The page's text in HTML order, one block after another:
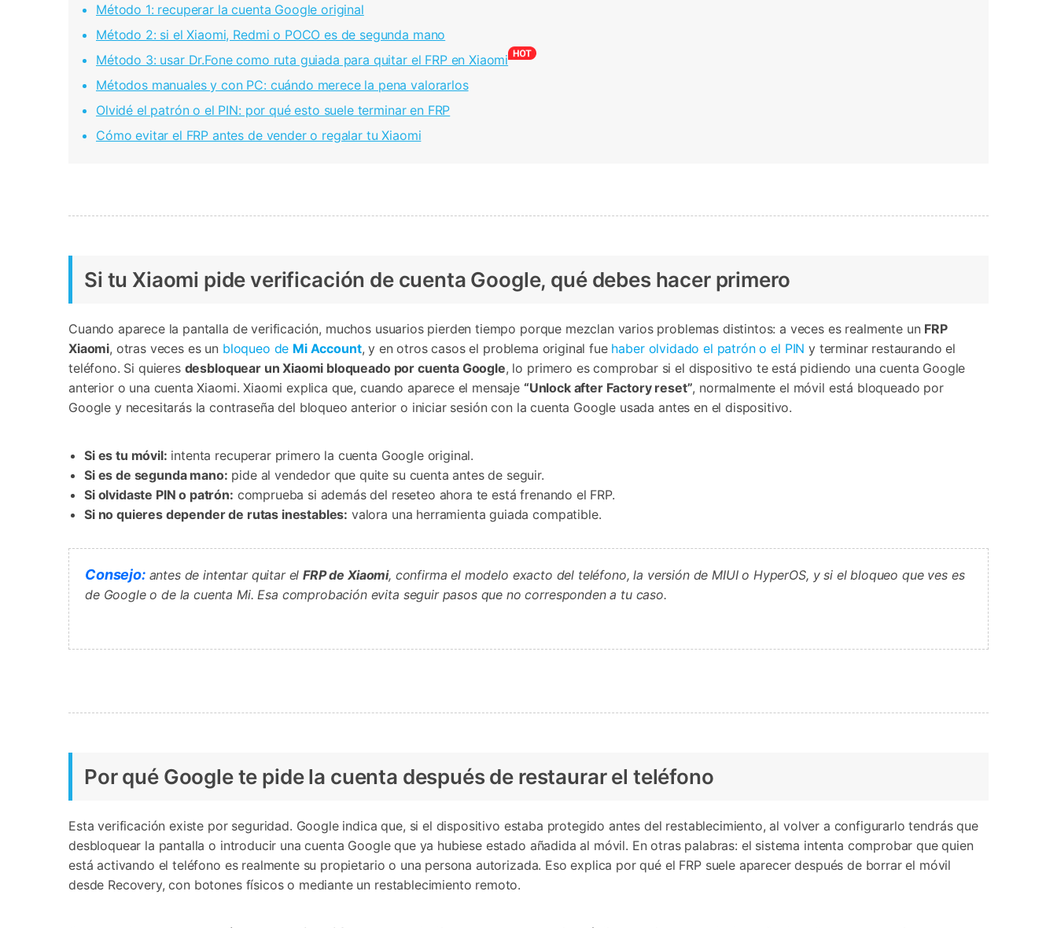
Método 1: recuperar la cuenta Google original
Método 2: si el Xiaomi, Redmi o POCO es de segunda mano
Método 3: usar Dr.Fone como ruta guiada para quitar el FRP en Xiaomi
Métodos manuales y con PC: cuándo merece la pena valorarlos
Olvidé el patrón o el PIN: por qué esto suele terminar en FRP
Cómo evitar el FRP antes de vender o regalar tu Xiaomi
Si tu Xiaomi pide verificación de cuenta Google, qué debes hacer primero
Cuando aparece la pantalla de verificación, muchos usuarios pierden tiempo porque mezclan varios problemas distintos: a veces es realmente un FRP
Xiaomi, otras veces es un bloqueo de Mi Account, y en otros casos el problema original fue haber olvidado el patrón o el PIN y terminar restaurando el
teléfono. Si quieres desbloquear un Xiaomi bloqueado por cuenta Google, lo primero es comprobar si el dispositivo te está pidiendo una cuenta Google
anterior o una cuenta Xiaomi. Xiaomi explica que, cuando aparece el mensaje “Unlock after Factory reset”, normalmente el móvil está bloqueado por
Google y necesitarás la contraseña del bloqueo anterior o iniciar sesión con la cuenta Google usada antes en el dispositivo.
Si es tu móvil: intenta recuperar primero la cuenta Google original.
Si es de segunda mano: pide al vendedor que quite su cuenta antes de seguir.
Si olvidaste PIN o patrón: comprueba si además del reseteo ahora te está frenando el FRP.
Si no quieres depender de rutas inestables: valora una herramienta guiada compatible.
Consejo:antes de intentar quitar elFRP de Xiaomi, confirma el modelo exacto del teléfono, la versión de MIUI o HyperOS, y si el bloqueo que ves es
de Google o de la cuenta Mi. Esa comprobación evita seguir pasos que no corresponden a tu caso.
Por qué Google te pide la cuenta después de restaurar el teléfono
Esta verificación existe por seguridad. Google indica que, si el dispositivo estaba protegido antes del restablecimiento, al volver a configurarlo tendrás que
desbloquear la pantalla o introducir una cuenta Google que ya hubiese estado añadida al móvil. En otras palabras: el sistema intenta comprobar que quien
está activando el teléfono es realmente su propietario o una persona autorizada. Eso explica por qué el FRP suele aparecer después de borrar el móvil
desde Recovery, con botones físicos o mediante un restablecimiento remoto.